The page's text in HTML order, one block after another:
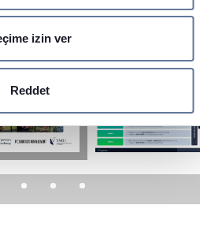
sosyal medya
analiz etmek için çerezler
ilgili bilgileri ayrıca
bu bilgileri kendilerine
kullanırken topladıkları diğer
izin ver
Reddet